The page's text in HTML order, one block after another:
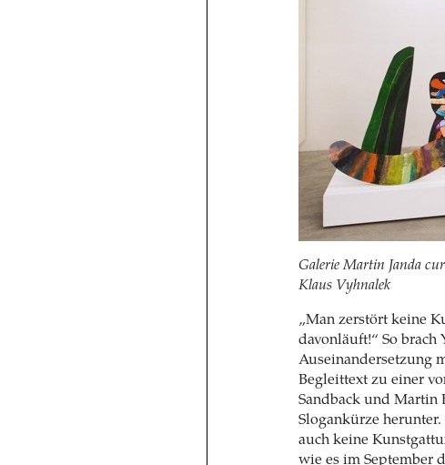
Galerie Martin Janda
Klaus Vyhnalek
„Man zerstört keine
davonläuft!“ So brach
Auseinandersetzung
Begleittext zu einer
Sandback und Martin
Slogankürze
auch keine
wie es im September